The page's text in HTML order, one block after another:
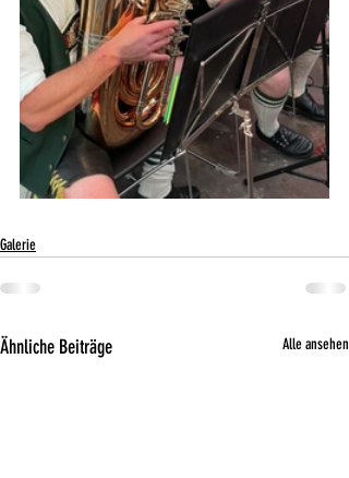
Galerie
Ähnliche Beiträge Alle ansehen